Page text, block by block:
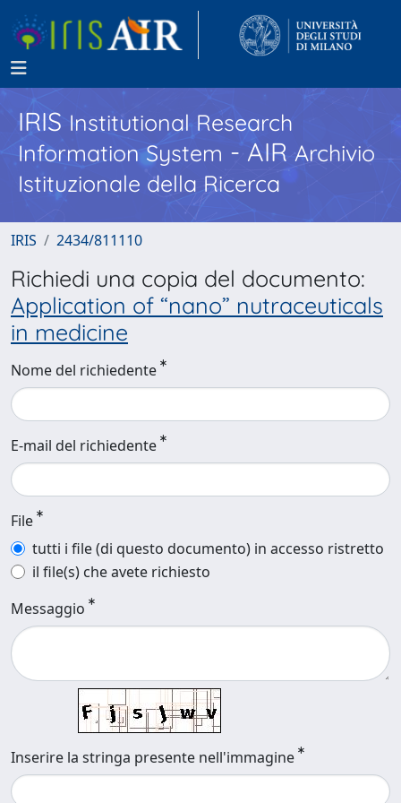
IRISInstitutional Research
Information System - AIR Archivio
Istituzionale della Ricerca
IRIS 2434/811110
Richiedi una copia del documento:
Application of “nano” nutraceuticals
in medicine
Nome del richiedente
E-mail del richiedente
File
tutti i file (di questo documento) in accesso ristretto
il file(s) che avete richiesto
Messaggio
Inserire la stringa presente nell'immagine